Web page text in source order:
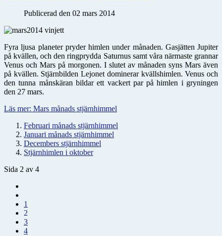
Publicerad den 02 mars 2014
Fyra ljusa planeter pryder himlen under månaden. Gasjätten Jupiter
på kvällen, och den ringprydda Saturnus samt våra närmaste grannar
Venus och Mars på morgonen. I slutet av månaden syns Mars även
på kvällen. Stjärnbilden Lejonet dominerar kvällshimlen. Venus och
den tunna månskäran bildar ett vackert par på himlen i gryningen
den 27 mars.
Läs mer: Mars månads stjärnhimmel
Februari månads stjärnhimmel
Januari månads stjärnhimmel
Decembers stjärnhimmel
Stjärnhimlen i oktober
Sida 2 av 4
1
2
3
4